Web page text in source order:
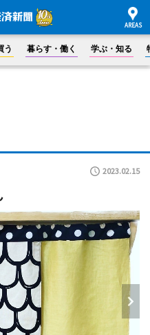
う 暮らす・働く 学ぶ・知る
2023.02.15